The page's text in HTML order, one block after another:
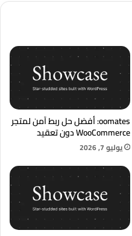
oomates: أفضل حل ربط آمن لمتجر
WooCommerce دون تعقيد
يوليو 7, 2026